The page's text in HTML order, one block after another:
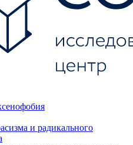
и радикального